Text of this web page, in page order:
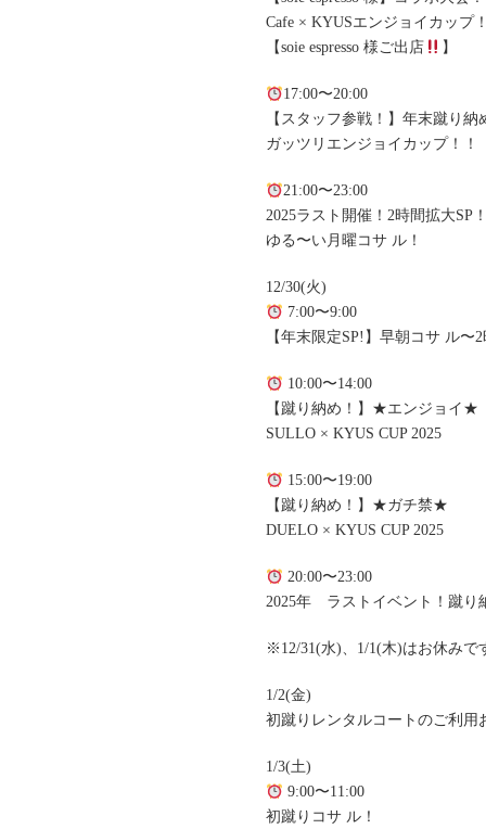
Cafe × KYUSエンジョイカップ
【soie espresso 様ご出店
】
17:00〜20:00
【スタッフ参戦！】年末蹴り納
ガッツリエンジョイカップ！！
21:00〜23:00
2025ラスト開催！2時間拡大SP
ゆる〜い月曜コサ ル！
12/30(火)
7:00〜9:00
【年末限定SP!】早朝コサ ル〜
10:00〜14:00
【蹴り納め！】★エンジョイ★
SULLO × KYUS CUP 2025
15:00〜19:00
【蹴り納め！】★ガチ禁★
DUELO × KYUS CUP 2025
20:00〜23:00
2025年 ラストイベント！蹴り
※12/31(水)、1/1(木)はお休みで
1/2(金)
初蹴りレンタルコートのご利用
1/3(土)
9:00〜11:00
初蹴りコサ ル！